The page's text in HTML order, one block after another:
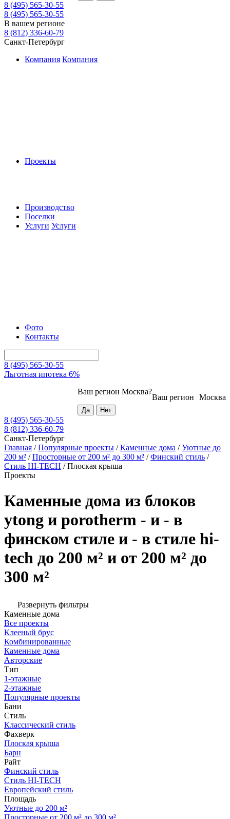
8 (495) 565-30-55
8 (495) 565-30-55
В вашем регионе
8 (812) 336-60-79
Санкт-Петербург
Компания Компания
Проекты
Производство
Поселки
Услуги Услуги
Фото
Контакты
8 (495) 565-30-55
Льготная ипотека 6%
Москва
Ваш регион
Ваш регион Москва?
8 (495) 565-30-55
8 (812) 336-60-79
Санкт-Петербург
Главная /Популярные проекты /Каменные дома /Уютные до
200 м² /Просторные от 200 м² до 300 м² /Финский стиль /
Стиль HI-TECH /Плоская крыша
Проекты
Каменные дома из блоков
ytong и porotherm - и - в
финском стиле и - в стиле hi-
tech до 200 м² и от 200 м² до
300 м²
Развернуть фильтры
Каменные дома
Все проекты
Клееный брус
Комбинированные
Каменные дома
Авторские
Тип
1-этажные
2-этажные
Популярные проекты
Бани
Стиль
Классический стиль
Фахверк
Плоская крыша
Барн
Райт
Финский стиль
Стиль HI-TECH
Европейский стиль
Площадь
Уютные до 200 м²